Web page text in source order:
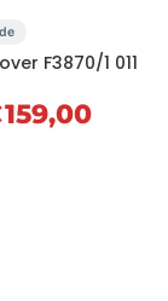
F3870/1 011
159,00